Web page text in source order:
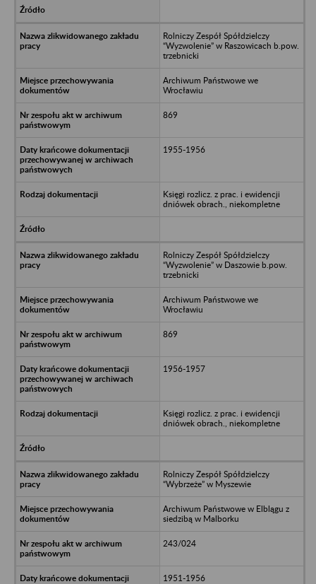
Rolniczy Zespół Spółdzielczy
“Wyzwolenie” w Raszowicach b.pow.
trzebnicki
Archiwum Państwowe we
Wrocławiu
869
1955-1956
Księgi rozlicz. z prac. i ewidencji
dniówek obrach., niekompletne
Rolniczy Zespół Spółdzielczy
“Wyzwolenie” w Daszowie b.pow.
trzebnicki
Archiwum Państwowe we
Wrocławiu
869
1956-1957
Księgi rozlicz. z prac. i ewidencji
dniówek obrach., niekompletne
Rolniczy Zespół Spółdzielczy
“Wybrzeże” w Myszewie
Archiwum Państwowe w Elblągu z
siedzibą w Malborku
243/024
1951-1956